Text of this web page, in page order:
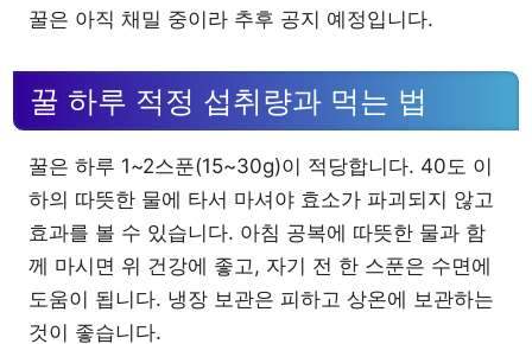
꿀은 아직 채밀 중이라 추후 공지 예정입니다.
꿀 하루 적정 섭취량과 먹는 법
꿀은 하루 1~2스푼(15~30g)이 적당합니다. 40도 이
하의 따뜻한 물에 타서 마셔야 효소가 파괴되지 않고
효과를 볼 수 있습니다. 아침 공복에 따뜻한 물과 함
께 마시면 위 건강에 좋고, 자기 전 한 스푼은 수면에
도움이 됩니다. 냉장 보관은 피하고 상온에 보관하는
것이 좋습니다.